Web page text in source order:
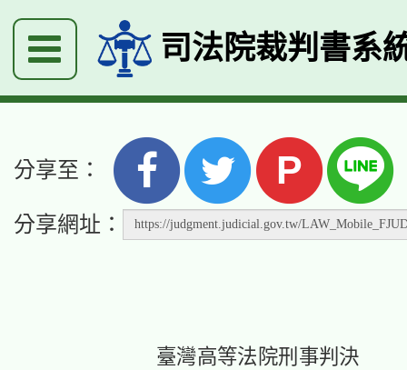
司法院裁判書系
分享至： P
分享網址：
臺灣高等法院刑事判決